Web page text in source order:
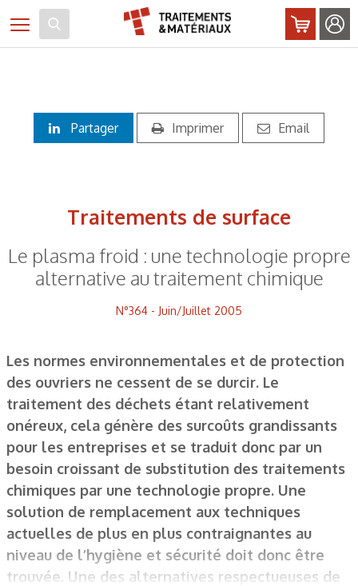
Toggle navigation
Partager Imprimer Email
Traitements de surface
Le plasma froid : une technologie propre
alternative au traitement chimique
N°364 - Juin/Juillet 2005
Les normes environnementales et de protection
des ouvriers ne cessent de se durcir. Le
traitement des déchets étant relativement
onéreux, cela génère des surcoûts grandissants
pour les entreprises et se traduit donc par un
besoin croissant de substitution des traitements
chimiques par une technologie propre. Une
solution de remplacement aux techniques
actuelles de plus en plus contraignantes au
niveau de l’hygiène et sécurité doit donc être
trouvée. Une des alternatives respectueuses de
Panneau de gestion des cookies